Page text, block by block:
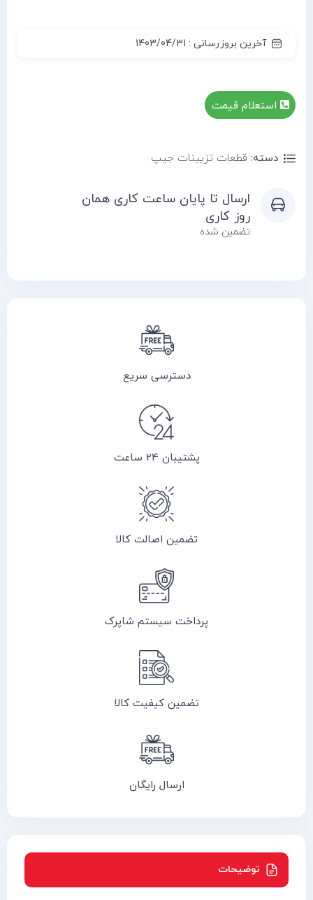
آخرین بروزرسانی : 1403/04/31
استعلام قیمت
دسته: قطعات تزیینات جیپ
ارسال تا پایان ساعت کاری همان
روز کاری
تضمین شده
دسترسی سریع
پشتیبان 24 ساعت
تضمین اصالت کالا
پرداخت سیستم شاپرک
تضمین کیفیت کالا
ارسال رایگان
توضیحات